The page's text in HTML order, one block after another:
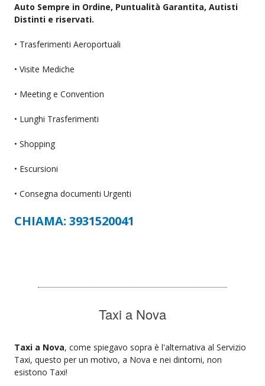
Auto Sempre in Ordine, Puntualità Garantita, Autisti
Distinti e riservati.
• Trasferimenti Aeroportuali
• Visite Mediche
• Meeting e Convention
• Lunghi Trasferimenti
• Shopping
• Escursioni
• Consegna documenti Urgenti
CHIAMA: 3931520041
Taxi a Nova
Taxi a Nova, come spiegavo sopra è l'alternativa al Servizio
Taxi, questo per un motivo, a Nova e nei dintorni, non
esistono Taxi!